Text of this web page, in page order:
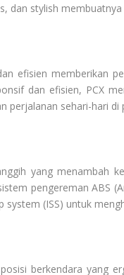
dan stylish
efisien memberikan
dan efisien, PCX
perjalanan sehari-hari di
yang menambah
pengereman ABS
system (ISS) untuk
berkendara yang